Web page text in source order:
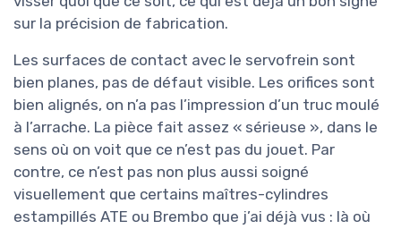
sur la précision de fabrication.
Les surfaces de contact avec le servofrein sont
bien planes, pas de défaut visible. Les orifices sont
bien alignés, on n’a pas l’impression d’un truc moulé
à l’arrache. La pièce fait assez « sérieuse », dans le
sens où on voit que ce n’est pas du jouet. Par
contre, ce n’est pas non plus aussi soigné
visuellement que certains maîtres-cylindres
estampillés ATE ou Brembo que j’ai déjà vus : là où